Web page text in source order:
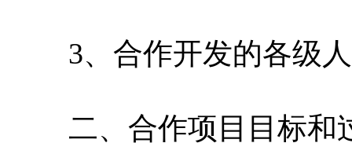
3、合作开发的各级人
二、合作项目目标和